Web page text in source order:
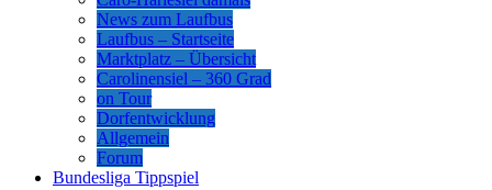
News zum Laufbus
Laufbus – Startseite
Marktplatz – Übersicht
Carolinensiel – 360 Grad
on Tour
Dorfentwicklung
Allgemein
Forum
Bundesliga Tippspiel